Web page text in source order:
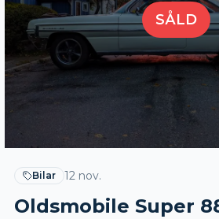
SÅLD
Bilar 12 nov.
Oldsmobile Super